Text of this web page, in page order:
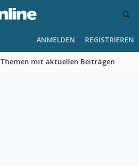
Themen mit aktuellen Beiträgen
ANMELDEN REGISTRIEREN